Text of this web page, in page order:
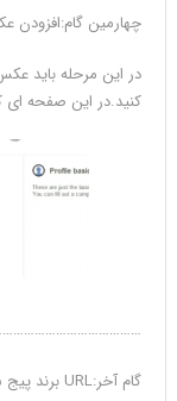
چهارمین
در این مرحله باید
کنید.در این صفحه ای
گام آخر:URL برند پیج شما!